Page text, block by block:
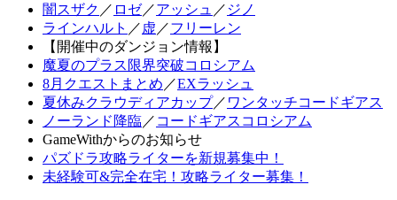
闇スザク ／ ロゼ／アッシュ ／ ジノ
ラインハルト ／ 虚 ／フリーレン
【開催中のダンジョン情報】
魔夏のプラス限界突破コロシアム
8月クエストまとめ ／EXラッシュ
夏休みクラウディアカップ／ ワンタッチコードギアス
ノーランド降臨／ コードギアスコロシアム
GameWithからのお知らせ
パズドラ攻略ライターを新規募集中！
未経験可&完全在宅！攻略ライター募集！